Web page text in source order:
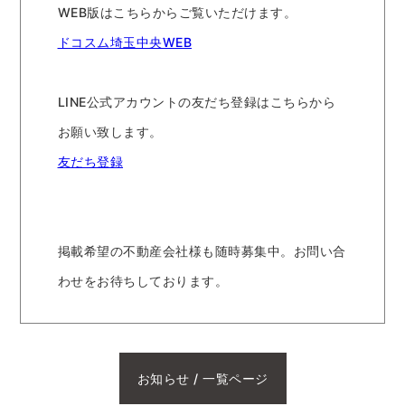
WEB版はこちらからご覧いただけます。
ドコスム埼玉中央WEB
LINE公式アカウントの友だち登録はこちらから
お願い致します。
友だち登録
掲載希望の不動産会社様も随時募集中。お問い合
わせをお待ちしております。
お知らせ / 一覧ページ